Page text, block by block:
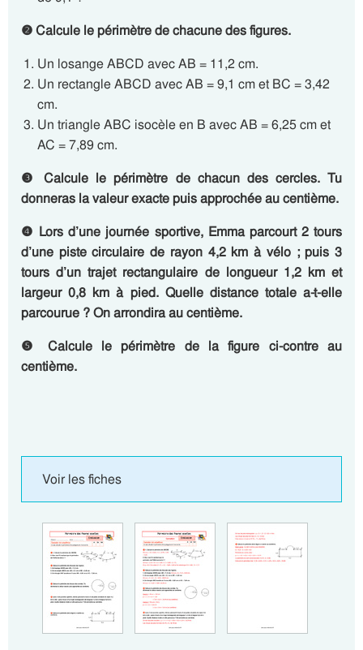
❷Calcule le périmètre de chacune des figures.
Un losange ABCD avec AB = 11,2 cm.
Un rectangle ABCD avec AB = 9,1 cm et BC = 3,42
cm.
Un triangle ABC isocèle en B avec AB = 6,25 cm et
AC = 7,89 cm.
❸
Calcule le périmètre de chacun des cercles. Tu
donneras la valeur exacte puis approchée au centième.
❹ Lors d’une journée sportive, Emma parcourt 2 tours
d’une piste circulaire de rayon 4,2 km à vélo ; puis 3
tours d’un trajet rectangulaire de longueur 1,2 km et
largeur 0,8 km à pied. Quelle distance totale a-t-elle
parcourue ? On arrondira au centième.
❺
Calcule le périmètre de la figure ci-contre au
centième.
Voir les fiches